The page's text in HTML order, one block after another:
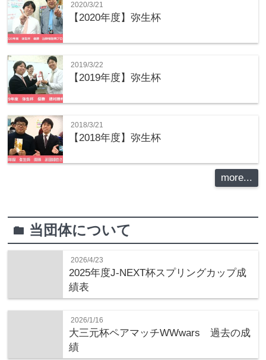
2020/3/21
【2020年度】弥生杯
2019/3/22
【2019年度】弥生杯
2018/3/21
【2018年度】弥生杯
more...
folder 当団体について
2026/4/23
2025年度J-NEXT杯スプリングカップ成
績表
2026/1/16
大三元杯ペアマッチWWwars 過去の成
績